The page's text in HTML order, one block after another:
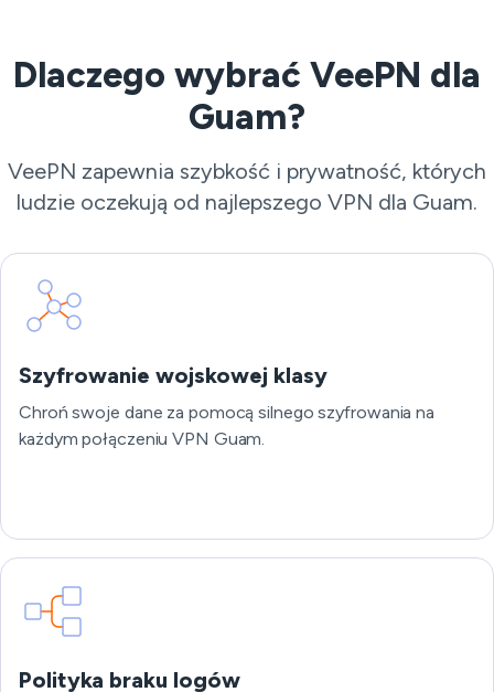
Dlaczego wybrać VeePN dla
Guam?
VeePN zapewnia szybkość i prywatność, których
ludzie oczekują od najlepszego VPN dla Guam.
Szyfrowanie wojskowej klasy
Chroń swoje dane za pomocą silnego szyfrowania na
każdym połączeniu VPN Guam.
Polityka braku logów